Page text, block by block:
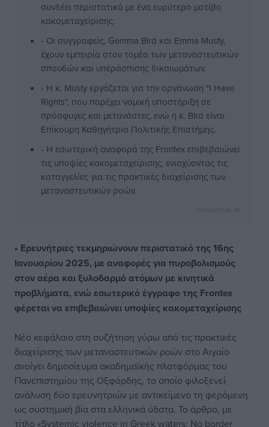
συνδέει περιστατικά με ένα ευρύτερο μοτίβο
κακομεταχείρισης.
- Οι συγγραφείς, Gemma Bird και Emma Musty,
έχουν εμπειρία στον τομέα των μεταναστευτικών
σπουδών και υπεράσπισης δικαιωμάτων.
- Η κ. Musty εργάζεται για την οργάνωση "I Have
Rights", που παρέχει νομική υποστήριξη σε
πρόσφυγες και μετανάστες, ενώ η κ. Bird είναι
Επίκουρη Καθηγήτρια Πολιτικής Επιστήμης.
- Η εσωτερική αναφορά της Frontex επιβεβαιώνει
τις υποψίες κακομεταχείρισης, ενισχύοντας τις
καταγγελίες για τις πρακτικές διαχείρισης των
μεταναστευτικών ροών.
• Ερευνήτριες τεκμηριώνουν περιστατικό της 16ης
Ιανουαρίου 2025, με αναφορές για πυροβολισμούς
στον αέρα και ξυλοδαρμό ατόμων με κινητικά
προβλήματα, ενώ εσωτερικό έγγραφο της Frontex
φέρεται να επιβεβαιώνει υποψίες κακομεταχείρισης
Νέο κεφάλαιο στη συζήτηση γύρω από τις πρακτικές
διαχείρισης των μεταναστευτικών ροών στο Αιγαίο
ανοίγει δημοσίευμα ακαδημαϊκής πλατφόρμας του
Πανεπιστημίου της Οξφόρδης, το οποίο φιλοξενεί
ανάλυση δύο ερευνητριών με αντικείμενο τη φερόμενη
ως συστημική βία στα ελληνικά ύδατα. Το άρθρο, με
τίτλο «Systemic violence in Greek waters: No border